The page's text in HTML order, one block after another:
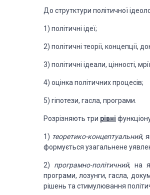
До струтктури політичної
1) політичні ідеї;
2) політичні теорії, концепції,
3) політичні ідеали, цінності,
4) оцінка політичних процесів;
5) гіпотези, гасла, програми.
Розрізняють три рівні
1) теоретико-концептуальний,
формується узагальнене
2) програмно-політичний, на
програми, лозунги, гасла,
рішень та стимулювання